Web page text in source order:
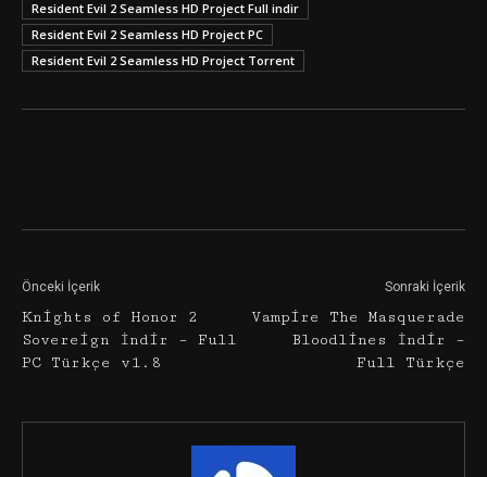
Resident Evil 2 Seamless HD Project Full indir
Resident Evil 2 Seamless HD Project PC
Resident Evil 2 Seamless HD Project Torrent
Önceki İçerik
Knights of Honor 2
Sovereign İndir – Full
PC Türkçe v1.8
Sonraki İçerik
Vampire The Masquerade
Bloodlines İndir –
Full Türkçe